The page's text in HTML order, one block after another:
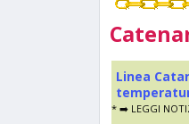
Linea
* ➡️ LEGGI